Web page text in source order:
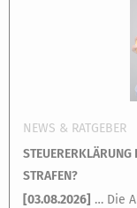
NEWS & RATGEBER
STEUERERKLÄRUNG
STRAFEN?
[03.08.2026] … Die